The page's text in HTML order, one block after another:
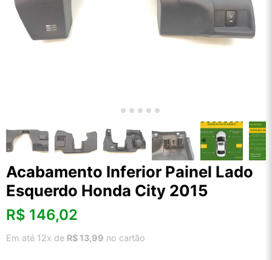
Acabamento Inferior Painel Lado
Esquerdo Honda City 2015
R$ 146,02
Em até 12x de R$ 13,99 no cartão